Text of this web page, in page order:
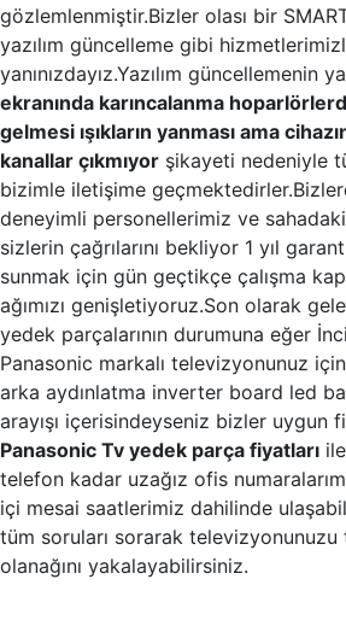
gözlemlenmiştir.Bizler olası bir
yazılım güncelleme gibi
yanınızdayız.Yazılım güncellemenin
ekranında karıncalanma
gelmesi ışıkların yanması ama
kanallar çıkmıyor şikayeti nedeniyle
bizimle iletişime
deneyimli personellerimiz ve
sizlerin çağrılarını bekliyor 1 yıl
sunmak için gün geçtikçe çalışma
ağımızı genişletiyoruz.Son olarak
yedek parçalarının durumuna eğer
Panasonic markalı televizyonunuz için
arka aydınlatma inverter board led
arayışı içerisindeyseniz bizler uygun
Panasonic Tv yedek parça fiyatları
telefon kadar uzağız ofis
içi mesai saatlerimiz dahilinde
tüm soruları sorarak
olanağını yakalayabilirsiniz.